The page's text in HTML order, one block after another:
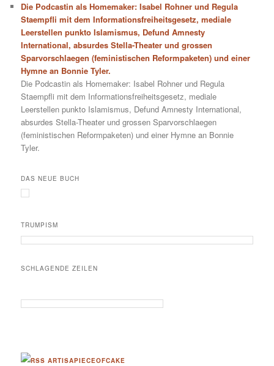
Die Podcastin als Homemaker: Isabel Rohner und Regula
Staempfli mit dem Informationsfreiheitsgesetz, mediale
Leerstellen punkto Islamismus, Defund Amnesty
International, absurdes Stella-Theater und grossen
Sparvorschlaegen (feministischen Reformpaketen) und einer
Hymne an Bonnie Tyler.
Die Podcastin als Homemaker: Isabel Rohner und Regula
Staempfli mit dem Informationsfreiheitsgesetz, mediale
Leerstellen punkto Islamismus, Defund Amnesty International,
absurdes Stella-Theater und grossen Sparvorschlaegen
(feministischen Reformpaketen) und einer Hymne an Bonnie
Tyler.
DAS NEUE BUCH
TRUMPISM
SCHLAGENDE ZEILEN
ARTISAPIECEOFCAKE